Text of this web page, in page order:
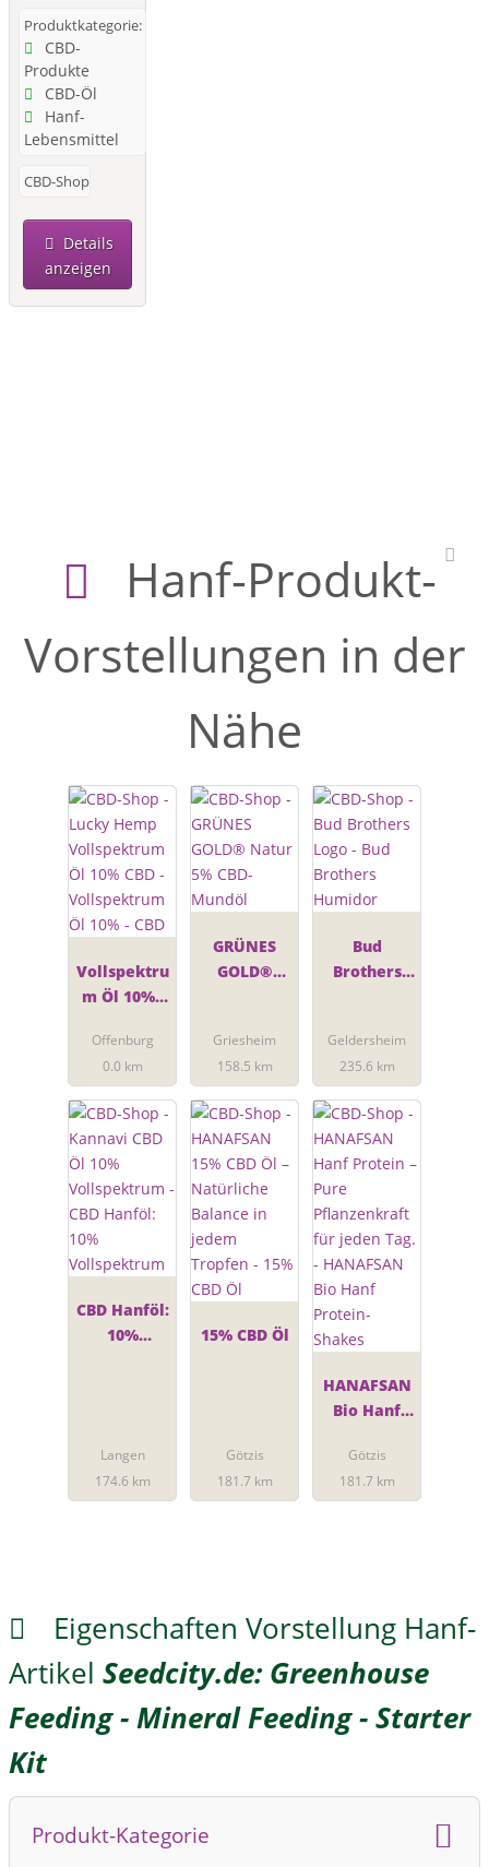
Produktkategorie:
CBD-
Produkte
CBD-Öl
Hanf-
Lebensmittel
CBD-Shop
Details
anzeigen
Hanf-Produkt-
Vorstellungen in der
Nähe
Vollspektru
m Öl 10% -
Offenburg
0.0 km
GRÜNES
GOLD®
Griesheim
158.5 km
Bud
Brothers
Geldersheim
235.6 km
CBD Hanföl:
10%
Langen
174.6 km
15% CBD Öl
Götzis
181.7 km
HANAFSAN
Bio Hanf
Shakes
Götzis
181.7 km
Eigenschaften Vorstellung Hanf-
Artikel Seedcity.de: Greenhouse
Feeding - Mineral Feeding - Starter
Kit
Produkt-Kategorie